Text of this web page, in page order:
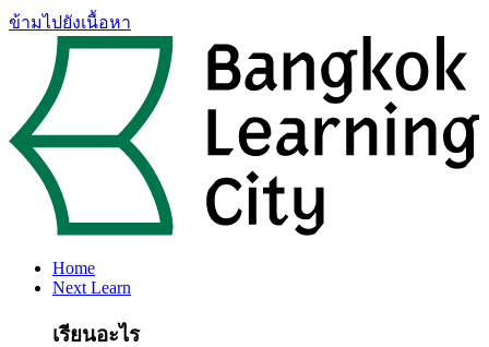
ข้ามไปยังเนื้อหา
Home
Next Learn
เรียนอะไร